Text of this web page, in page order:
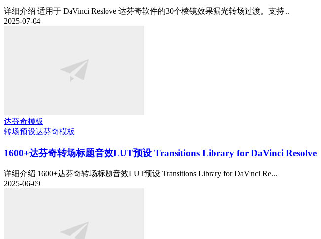
详细介绍 适用于 DaVinci Reslove 达芬奇软件的30个棱镜效果漏光转场过渡。支持...
2025-07-04
达芬奇模板
转场预设达芬奇模板
1600+达芬奇转场标题音效LUT预设 Transitions Library for DaVinci Resolve
详细介绍 1600+达芬奇转场标题音效LUT预设 Transitions Library for DaVinci Re...
2025-06-09